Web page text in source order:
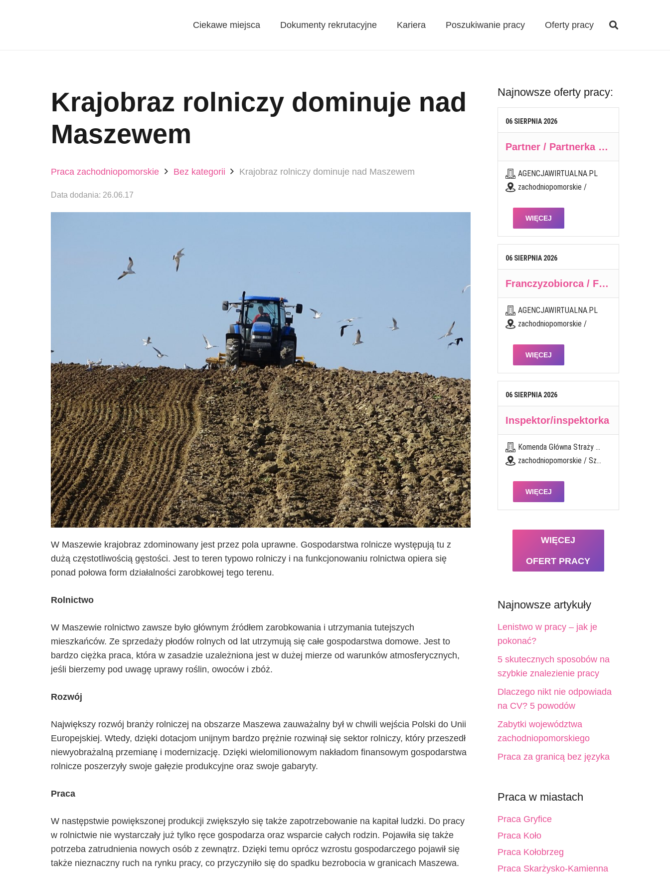
Ciekawe miejsca Dokumenty rekrutacyjne Kariera Poszukiwanie pracy Oferty pracy
Krajobraz rolniczy dominuje nad
Maszewem
Praca zachodniopomorskie Bez kategorii Krajobraz rolniczy dominuje nad Maszewem
Data dodania: 26.06.17
W Maszewie krajobraz zdominowany jest przez pola uprawne. Gospodarstwa rolnicze występują tu z
dużą częstotliwością gęstości. Jest to teren typowo rolniczy i na funkcjonowaniu rolnictwa opiera się
ponad połowa form działalności zarobkowej tego terenu.
Rolnictwo
W Maszewie rolnictwo zawsze było głównym źródłem zarobkowania i utrzymania tutejszych
mieszkańców. Ze sprzedaży płodów rolnych od lat utrzymują się całe gospodarstwa domowe. Jest to
bardzo ciężka praca, która w zasadzie uzależniona jest w dużej mierze od warunków atmosferycznych,
jeśli bierzemy pod uwagę uprawy roślin, owoców i zbóż.
Rozwój
Największy rozwój branży rolniczej na obszarze Maszewa zauważalny był w chwili wejścia Polski do Unii
Europejskiej. Wtedy, dzięki dotacjom unijnym bardzo prężnie rozwinął się sektor rolniczy, który przeszedł
niewyobrażalną przemianę i modernizację. Dzięki wielomilionowym nakładom finansowym gospodarstwa
rolnicze poszerzyły swoje gałęzie produkcyjne oraz swoje gabaryty.
Praca
W następstwie powiększonej produkcji zwiększyło się także zapotrzebowanie na kapitał ludzki. Do pracy
w rolnictwie nie wystarczały już tylko ręce gospodarza oraz wsparcie całych rodzin. Pojawiła się także
potrzeba zatrudnienia nowych osób z zewnątrz. Dzięki temu oprócz wzrostu gospodarczego pojawił się
także nieznaczny ruch na rynku pracy, co przyczyniło się do spadku bezrobocia w granicach Maszewa.
Najnowsze oferty pracy:
06 SIERPNIA 2026
Partner / Partnerka biznesowa – agencja marketingu internetowego (model franczyzowy)
AGENCJAWIRTUALNA.PL
zachodniopomorskie /
WIĘCEJ
06 SIERPNIA 2026
Franczyzobiorca / Franczyzobiorczyni Agencji Marketingowej
AGENCJAWIRTUALNA.PL
zachodniopomorskie /
WIĘCEJ
06 SIERPNIA 2026
Inspektor/inspektorka
Komenda Główna Straży Granicznej w Warszawie
zachodniopomorskie / Szczecin
WIĘCEJ
WIĘCEJ
OFERT PRACY
Najnowsze artykuły
Lenistwo w pracy – jak je
pokonać?
5 skutecznych sposobów na
szybkie znalezienie pracy
Dlaczego nikt nie odpowiada
na CV? 5 powodów
Zabytki województwa
zachodniopomorskiego
Praca za granicą bez języka
Praca w miastach
Praca Gryfice
Praca Koło
Praca Kołobrzeg
Praca Skarżysko-Kamienna